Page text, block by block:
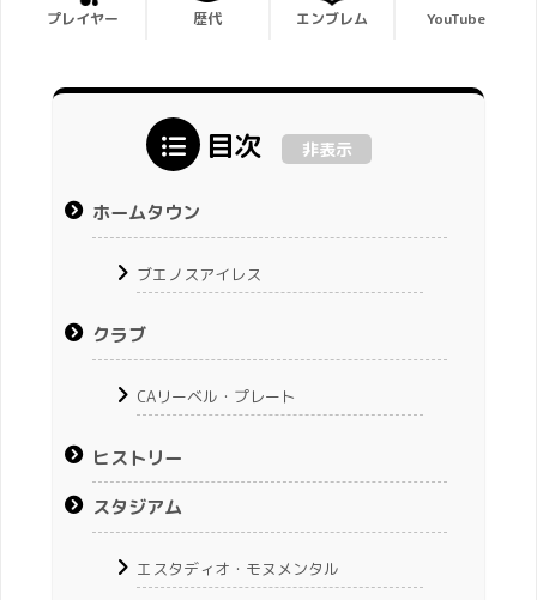
プレイヤー 歴代 エンブレム YouTube
目次 非表示
ホームタウン
ブエノスアイレス
クラブ
CAリーベル・プレート
ヒストリー
スタジアム
エスタディオ・モヌメンタル